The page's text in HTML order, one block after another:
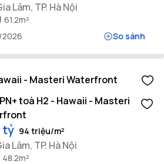
Lâm, TP. Hà Nội
61.2m²
So sánh
- Masteri Waterfront
toà H2 - Hawaii - Masteri
tỷ 94 triệu/m²
Lâm, TP. Hà Nội
48.2m²